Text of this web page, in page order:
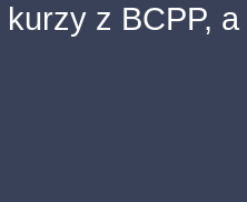
kurzy z BCPP,